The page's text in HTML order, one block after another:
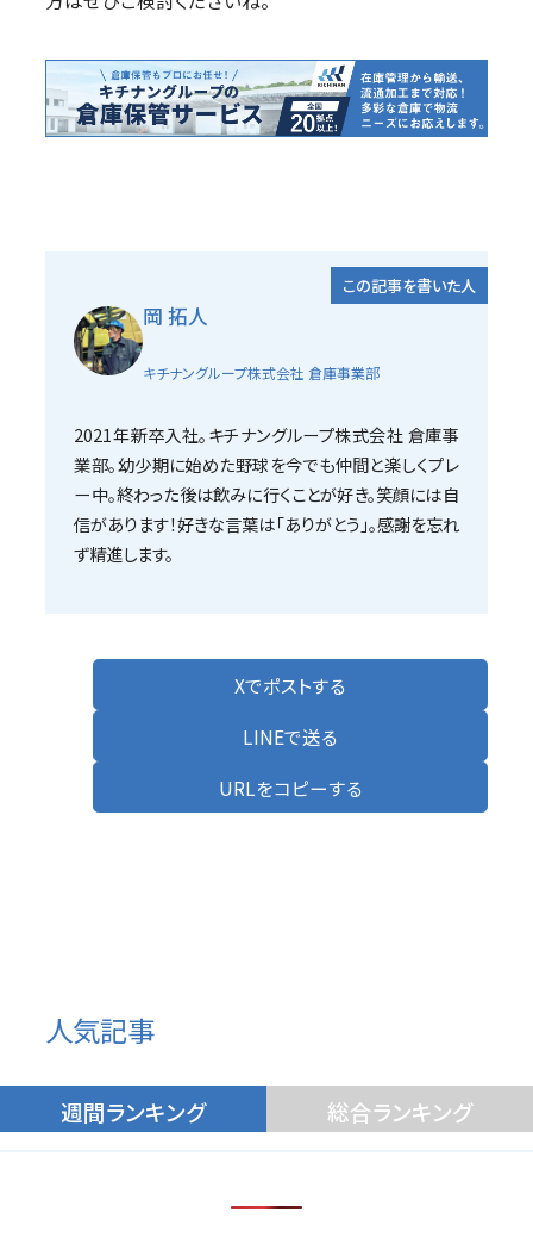
人気記事
週間ランキング 総合ランキング
この記事を書いた人
岡 拓人
キチナングループ株式会社 倉庫事業部
2021年新卒入社。キチナングループ株式会社 倉庫事
業部。幼少期に始めた野球を今でも仲間と楽しくプレ
ー中。終わった後は飲みに行くことが好き。笑顔には自
信があります！好きな言葉は「ありがとう」。感謝を忘れ
ず精進します。
Xでポストする
LINEで送る
URLをコピーする